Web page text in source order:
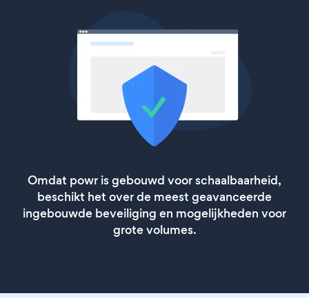
Omdat powr is gebouwd voor schaalbaarheid,
beschikt het over de meest geavanceerde
ingebouwde beveiliging en mogelijkheden voor
grote volumes.